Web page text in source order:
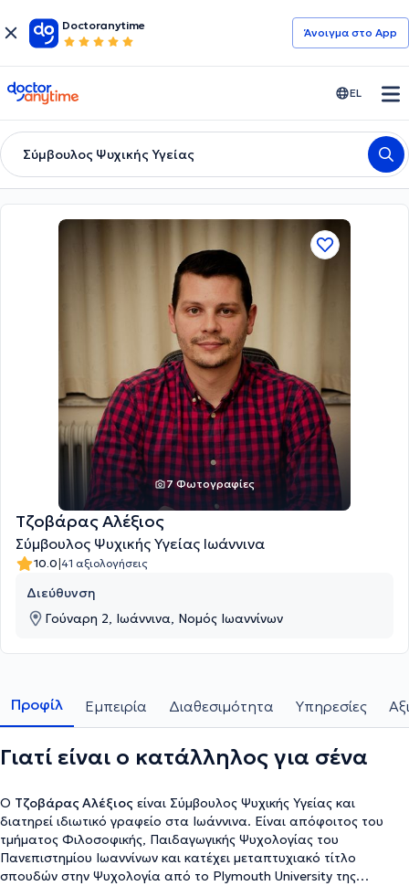
Doctoranytime
Άνοιγμα στο App
doctoranytime EL
Σύμβουλος Ψυχικής Υγείας
7 Φωτογραφίες
Τζοβάρας Αλέξιος
Σύμβουλος Ψυχικής Υγείας Ιωάννινα
10.0 41 αξιολογήσεις
Διεύθυνση
Γούναρη 2, Ιωάννινα, Νομός Ιωαννίνων
Προφίλ Εμπειρία Διαθεσιμότητα Υπηρεσίες
Γιατί είναι ο κατάλληλος για σένα
Ο Τζοβάρας Αλέξιος είναι Σύμβουλος Ψυχικής Υγείας και
διατηρεί ιδιωτικό γραφείο στα Ιωάννινα. Είναι απόφοιτος του
τμήματος Φιλοσοφικής, Παιδαγωγικής Ψυχολογίας του
Πανεπιστημίου Ιωαννίνων και κατέχει μεταπτυχιακό τίτλο
σπουδών στην Ψυχολογία από το Plymouth University της